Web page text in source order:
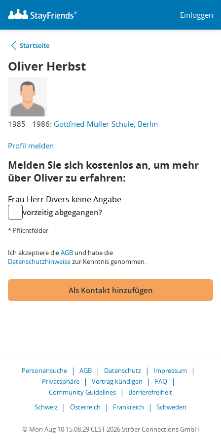
Einloggen
Startseite
Oliver Herbst
1985 - 1986: Gottfried-Müller-Schule, Berlin
Profil melden
Melden Sie sich kostenlos an, um mehr
über Oliver zu erfahren:
Frau Herr Divers keine Angabe
vorzeitig abgegangen?
* Pflichtfelder
Ich akzeptiere dieAGB und habe die
Datenschutzhinweisezur Kenntnis genommen.
Als Kontakt hinzufügen
Personensuche AGB Datenschutz
Impressum
Privatsphäre
Vertrag kündigen
FAQ
Community Guidelines
Barrierefreiheit
Schweiz
Österreich Frankreich Schweden
© Mon Aug 10 15:08:29 CEST 2026 Ströer Connections GmbH